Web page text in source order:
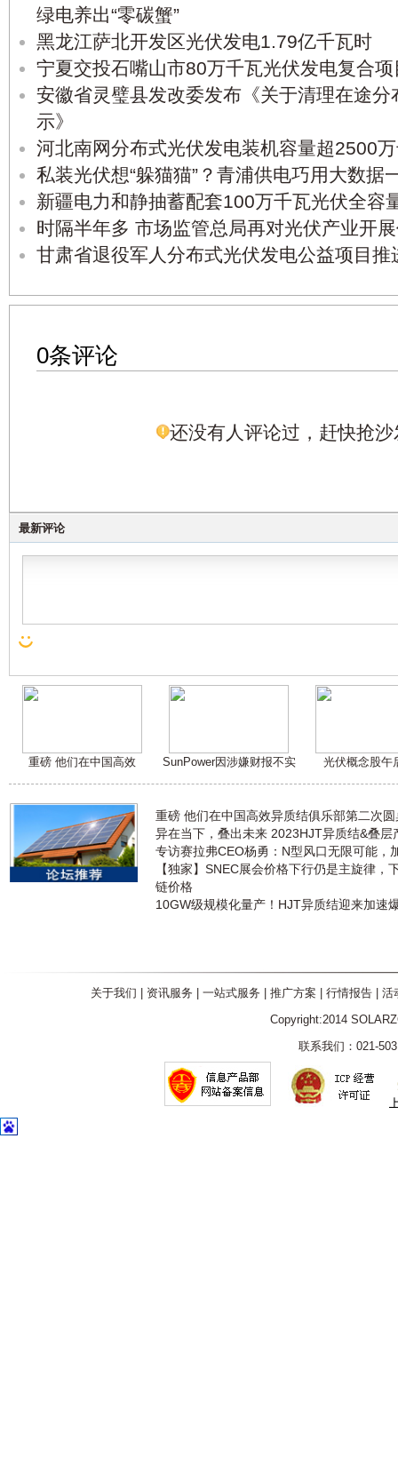
绿电养出“零碳蟹”
黑龙江萨北开发区光伏发电1.79亿千瓦时
宁夏交投石嘴山市80万千瓦光伏发电复合
安徽省灵璧县发改委发布《关于清理在途
示》
河北南网分布式光伏发电装机容量超2500
私装光伏想“躲猫猫”？青浦供电巧用大数据
新疆电力和静抽蓄配套100万千瓦光伏全容
时隔半年多 市场监管总局再对光伏产业开
甘肃省退役军人分布式光伏发电公益项目推
0条评论
还没有人评论过，赶快抢沙
最新评论
重磅 他们在中国高效 SunPower因涉嫌财报不实 光伏概念股午
重磅 他们在中国高效异质结俱乐部第二次
异在当下，叠出未来 2023HJT异质结&叠层
专访赛拉弗CEO杨勇：N型风口无限可能，
【独家】SNEC展会价格下行仍是主旋律，
链价格
10GW级规模化量产！HJT异质结迎来加速
关于我们 资讯服务 一站式服务 推广方案 行情报告| 活
Copyright:2014
联系我们：021-